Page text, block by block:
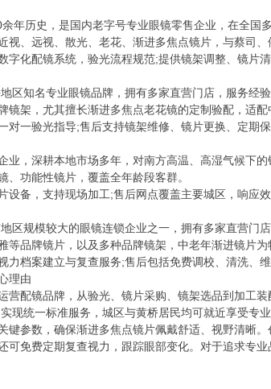
历史，是国内老字号专业眼镜零售企业，在全国多
、远视、散光、老花、渐进多焦点镜片，与蔡司、
化配镜系统，验光流程规范;提供镜架调整、镜片清
知名专业眼镜品牌，拥有多家直营门店，服务经验
架，尤其擅长渐进多焦点老花镜的定制验配，适配
一验光指导;售后支持镜架维修、镜片更换、定期保
，深耕本地市场多年，对南方高温、高湿气候下的
功能性镜片，覆盖全年龄段客群。
备，支持现场加工;售后网点覆盖主要城区，响应效
规模较大的眼镜连锁企业之一，拥有多家直营门店
品牌镜片，以及多种品牌镜架，中老年渐进镜片为
档案建立与复查服务;售后包括免费调校、清洗、维
理由
配镜品牌，从验光、镜片采购、镜架选品到加工装
现统一标准服务，城区与黄桥居民均可就近享受专
键参数，确保渐进多焦点镜片佩戴舒适、视野清晰
可免费定期复查视力，跟踪眼部变化。对于追求专